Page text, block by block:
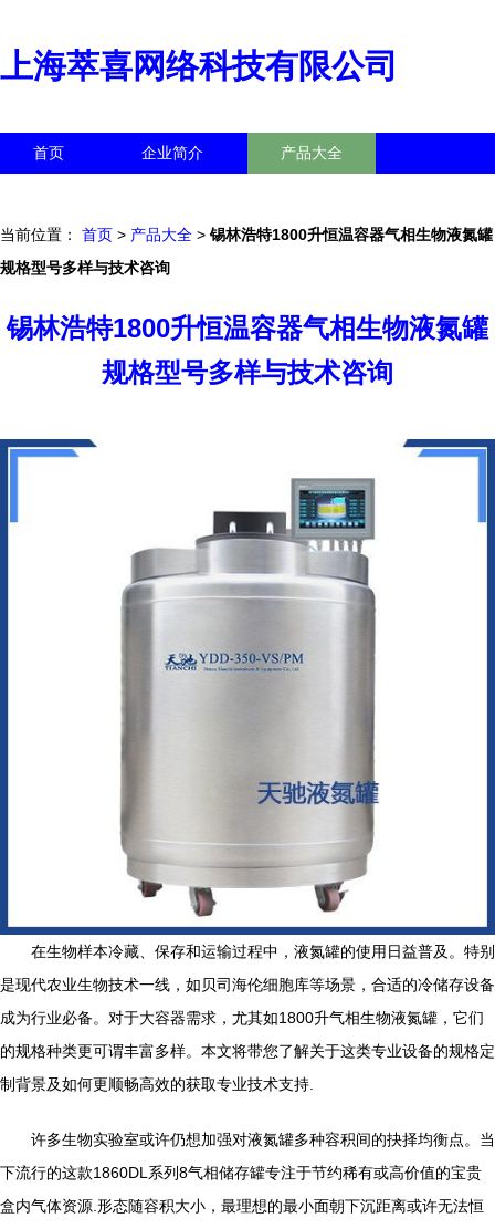
上海萃喜网络科技有限公司
首页 企业简介 产品大全
当前位置： 首页 > 产品大全 > 锡林浩特1800升恒温容器气相生物液氮罐
规格型号多样与技术咨询
锡林浩特1800升恒温容器气相生物液氮罐
规格型号多样与技术咨询
在生物样本冷藏、保存和运输过程中，液氮罐的使用日益普及。特别
是现代农业生物技术一线，如贝司海伦细胞库等场景，合适的冷储存设备
成为行业必备。对于大容器需求，尤其如1800升气相生物液氮罐，它们
的规格种类更可谓丰富多样。本文将带您了解关于这类专业设备的规格定
制背景及如何更顺畅高效的获取专业技术支持.
许多生物实验室或许仍想加强对液氮罐多种容积间的抉择均衡点。当
下流行的这款1860DL系列8气相储存罐专注于节约稀有或高价值的宝贵
盒内气体资源.形态随容积大小，最理想的最小面朝下沉距离或许无法恒